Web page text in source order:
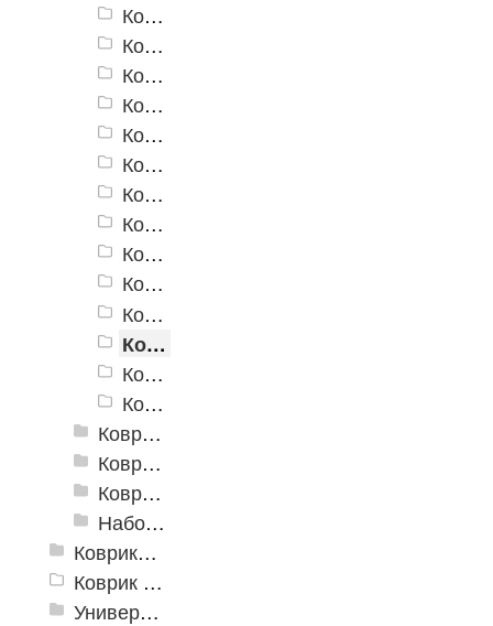
Коврики для ванн «V-Line» 6344 R
Коврики для ванн «V-Line» 6637
Коврики для ванн «V-Line» 6637 BG
Коврики для ванн «V-Line» 6656
Коврики для ванн «V-Line» 7007 GR
Коврики для ванн «V-Line» 7018 F
Коврики для ванн «V-Line» 7019
Коврики для ванн «V-Line» 7101 C
Коврики для ванн «V-Line» 7101 GR
Коврики для ванн «V-Line» 7120
Коврики для ванн «V-Line» 7147
Коврики для ванн «V-Line» V4C
Коврики для ванн «V-Line» V7
Коврики для ванн «V-Line» V13
Коврики для ванн «V-Line», фотопечать
Коврики для ванн против скольжения
Коврики для ванной
Набор ковриков
Коврики и дорожки пористые (Лапша)
Коврик флокированный
Универсальные коврики